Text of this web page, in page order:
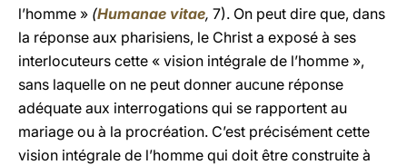
l’homme » (Humanae vitae, 7). On peut dire que, dans
la réponse aux pharisiens, le Christ a exposé à ses
interlocuteurs cette « vision intégrale de l’homme »,
sans laquelle on ne peut donner aucune réponse
adéquate aux interrogations qui se rapportent au
mariage ou à la procréation. C’est précisément cette
vision intégrale de l’homme qui doit être construite à